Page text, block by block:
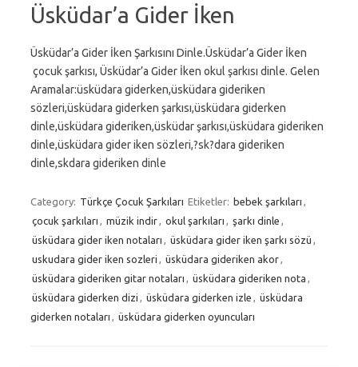
Üsküdar’a Gider İken
Üsküdar’a Gider İken Şarkısını Dinle.Üsküdar’a Gider İken
çocuk şarkısı, Üsküdar’a Gider İken okul şarkısı dinle. Gelen
Aramalar:üsküdara giderken,üsküdara gideriken
sözleri,üsküdara giderken şarkısı,üsküdara giderken
dinle,üsküdara gideriken,üsküdar şarkısı,üsküdara gideriken
dinle,üsküdara gider iken sözleri,?sk?dara gideriken
dinle,skdara gideriken dinle
Category: Türkçe Çocuk Şarkıları Etiketler: bebek şarkıları
çocuk şarkıları
müzik indir okul şarkıları şarkı dinle
üsküdara gider iken notaları
üsküdara gider iken şarkı sözü
uskudara gider iken sozleri
üsküdara gideriken akor
üsküdara gideriken gitar notaları
üsküdara gideriken nota
üsküdara giderken dizi
üsküdara giderken izle
üsküdara
giderken notaları
üsküdara giderken oyuncuları